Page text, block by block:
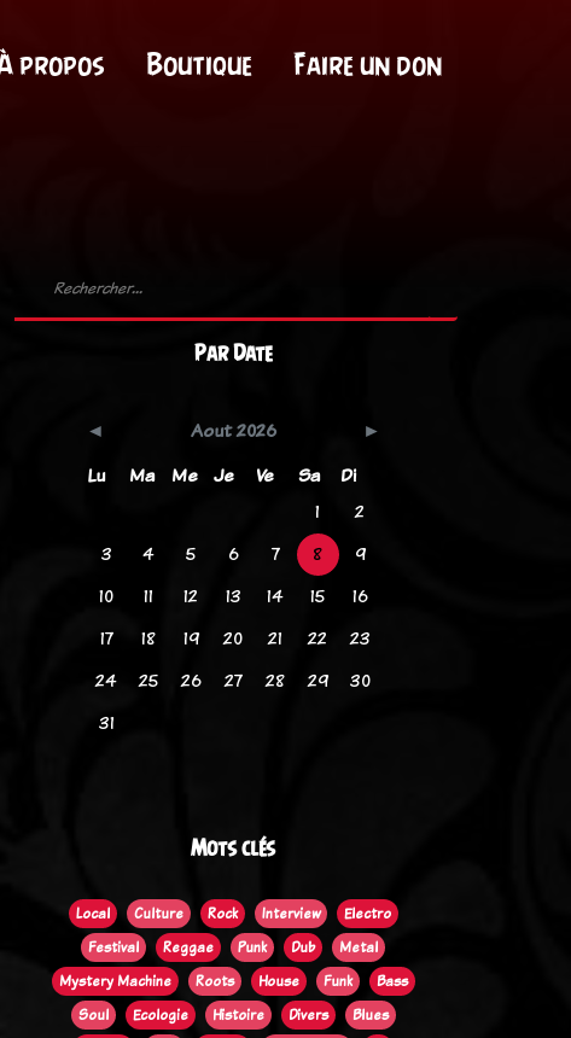
propos Boutique Faire un don
Par Date
Aout 2026
Lu
Ma Me Je Ve Sa
Di
1
2
3
4 5 6 7 8
9
10
11 12 13 14 15
16
17
18 19 20 21 22
23
24
25 26 27 28 29
30
31
Mots clés
Local Culture Rock Interview
Electro
Festival
Reggae Punk Dub
Metal
Mystery Machine
Roots House Funk
Bass
Soul
Ecologie Histoire Divers
Blues